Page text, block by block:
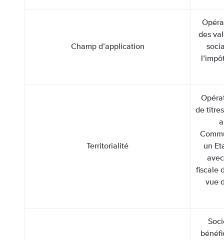
Champ d’application
des
Territorialité
de
un
fiscale
vue